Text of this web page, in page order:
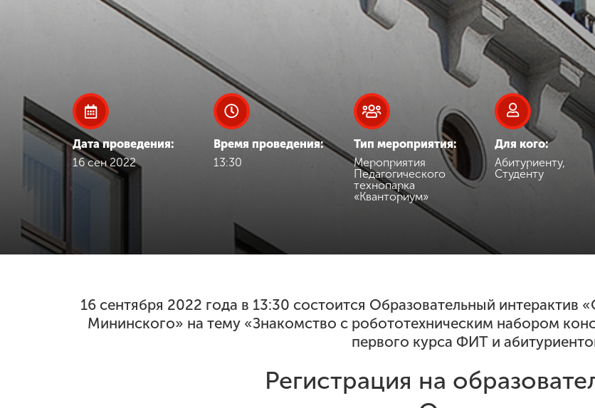
Международная
деятельность
Студенческая
жизнь
Сведения об
образовательной
организации
Дата проведения:
16 сен 2022
Время проведения:
13:30
Тип мероприятия:
Мероприятия
Педагогического
технопарка
«Кванториум»
Для кого:
Абитуриенту,
Студенту
16 сентября 2022 года в 13:30 состоится Образовательный интерактив
Мининского» на тему «Знакомство с робототехническим набором
первого курса ФИТ и
Регистрация на